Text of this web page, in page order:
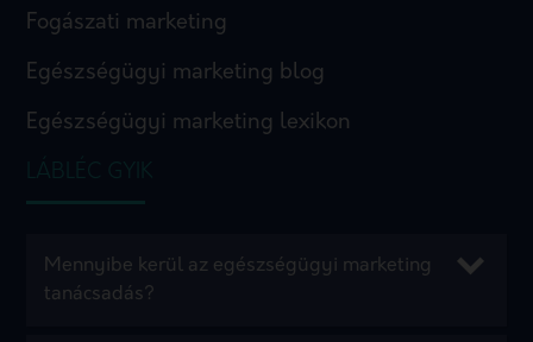
Fogászati marketing
Egészségügyi marketing blog
Egészségügyi marketing lexikon
LÁBLÉC GYIK
Mennyibe kerül az egészségügyi marketing
tanácsadás?